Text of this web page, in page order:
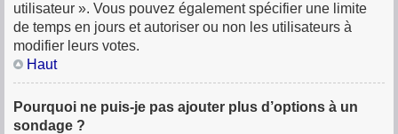
utilisateur ». Vous pouvez également spécifier une limite
de temps en jours et autoriser ou non les utilisateurs à
modifier leurs votes.
Haut
Pourquoi ne puis-je pas ajouter plus d’options à un
sondage ?